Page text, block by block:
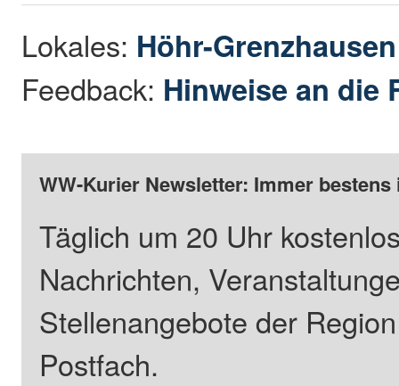
Lokales: Höhr-
Feedback: Hinweise an die
WW-Kurier Newsletter: Immer
Täglich um 20 Uhr
Nachrichten,
Stellenangebote der
Postfach.